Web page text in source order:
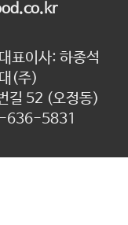
이사: 하종석
(주)
길 52 (오정동)
636-5831